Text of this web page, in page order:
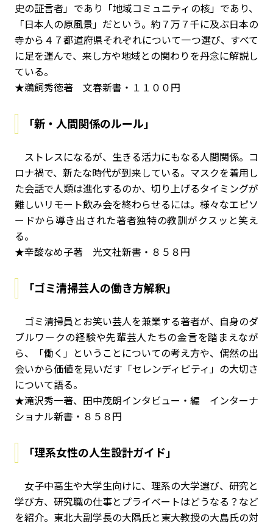
史の証言者」であり「地域コミュニティの核」であり、
「日本人の原風景」だという。約７万７千に及ぶ日本の
寺から４７都道府県それぞれについて一つ選び、すべて
に足を運んで、来し方や地域との関わりを丹念に解説し
ている。
★鵜飼秀徳著 文春新書・１１００円
「新・人間関係のルール」
ストレスになるが、生きる活力にもなる人間関係。コ
ロナ禍で、新たな時代が到来している。マスクを着用し
た会話で人類は進化するのか、切り上げるタイミングが
難しいリモート飲み会を終わらせるには――。様々なエピソ
ードから導き出された著者独特の教訓がクスッと笑え
る。
★辛酸なめ子著 光文社新書・８５８円
「ゴミ清掃芸人の働き方解釈」
ゴミ清掃員とお笑い芸人を兼業する著者が、自身のダ
ブルワークの経験や先輩芸人たちの金言を踏まえなが
ら、「働く」ということについての考え方や、偶然の出
会いから価値を見いだす「セレンディピティ」の大切さ
について語る。
★滝沢秀一著、田中茂朗インタビュー・編 インターナ
ショナル新書・８５８円
「理系女性の人生設計ガイド」
女子中高生や大学生向けに、理系の大学選び、研究と
学び方、研究職の仕事とプライベートはどうなる？など
を紹介。東北大副学長の大隅氏と東大教授の大島氏の対